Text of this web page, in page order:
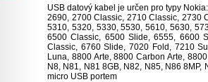
USB datový kabel je určen pro typy Nokia:
2690, 2700 Classic, 2710 Classic, 2730
5310, 5320, 5330, 5530, 5610, 5630,
6500 Classic, 6500 Slide, 6555, 6600
Classic, 6760 Slide, 7020 Fold, 7210
Luna, 8800 Arte, 8800 Carbon Arte,
N8, N81, N81 8GB, N82, N85, N86
micro USB portem